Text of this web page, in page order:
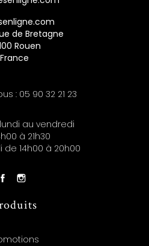
de Bretagne
Rouen
France
: 05 90 32 21 23
au vendredi
à 21h30
de 14h00 à 20h00